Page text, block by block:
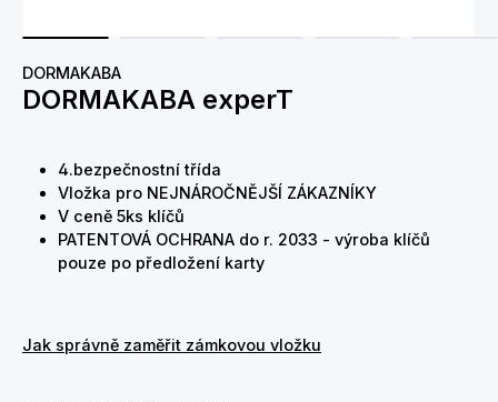
DORMAKABA
DORMAKABA experT
4.bezpečnostní třída
Vložka pro NEJNÁROČNĚJŠÍ ZÁKAZNÍKY
V ceně 5ks klíčů
PATENTOVÁ OCHRANA do r. 2033 - výroba klíčů
pouze po předložení karty
Jak správně zaměřit zámkovou vložku